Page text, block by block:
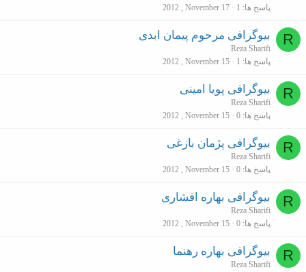
پاسخ ها 1
2012 , November 17
R بیوگرافی مرحوم پیمان ابدی
Reza Sharifi
پاسخ ها 1
2012 , November 15
R بیوگرافی پویا امینی
Reza Sharifi
پاسخ ها 0
2012 , November 15
R بیوگرافی پژمان بازغی
Reza Sharifi
پاسخ ها 0
2012 , November 15
R بیوگرافی بهاره افشاری
Reza Sharifi
پاسخ ها 0
2012 , November 15
R بیوگرافی بهاره رهنما
Reza Sharifi